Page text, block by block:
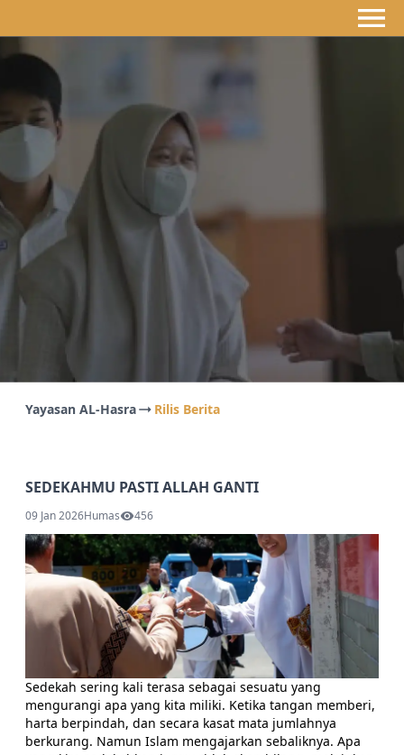
Yayasan AL-Hasra Rilis Berita
SEDEKAHMU PASTI ALLAH GANTI
09 Jan 2026Humas 456
Sedekah sering kali terasa sebagai sesuatu yang
mengurangi apa yang kita miliki. Ketika tangan memberi,
harta berpindah, dan secara kasat mata jumlahnya
berkurang. Namun Islam mengajarkan sebaliknya. Apa